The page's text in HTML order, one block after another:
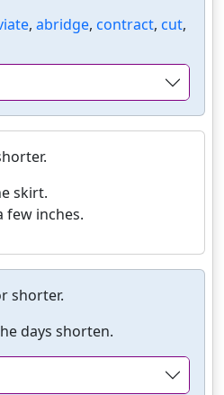
, abridge, contract, cut,
skirt.
few inches.
shorter.
days shorten.